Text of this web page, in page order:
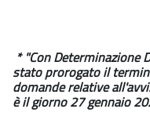
* "Con Determinazione
stato prorogato il
domande relative
è il giorno 27 gennaio